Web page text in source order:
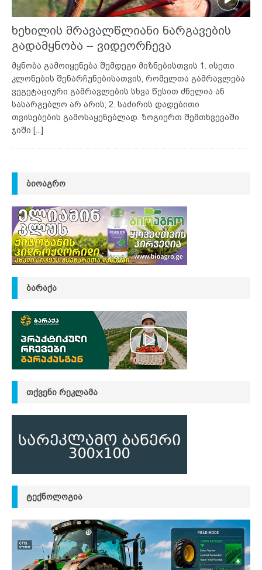
ხეხილის მრავალწლიანი ნარგავების
გადამყნობა – ვიდეორჩევა
მყნობა გამოიყენება შემდეგი მიზნებისთვის 1. ისეთი
კლონების შენარჩუნებისათვის, რომელთა გამრავლება
ვეგეტაციური გამრავლების სხვა წესით ძნელია ან
სასარგებლო არ არის; 2. საძირის დადებითი
თვისებების გამოსაყენებლად. ზოგიერთ შემთხვევაში
ჯიში [...]
ᲑᲘᲝᲐᲒᲠᲝ
ᲑᲐᲠᲐᲥᲐ
ᲗᲥᲕᲔᲜᲘ ᲠᲔᲙᲚᲐᲛᲐ
ᲢᲔᲥᲜᲝᲚᲝᲒᲘᲐ